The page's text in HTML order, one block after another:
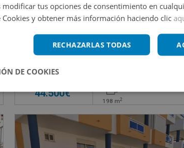
TarragonaLocal Comercial en venta en AVENIDA
Impuestos no incluidos
44.500€
198 m2
modificar tus opciones de consentimiento en
Cookies y obtener más información haciendo clic
RECHAZARLAS TODAS
DE COOKIES